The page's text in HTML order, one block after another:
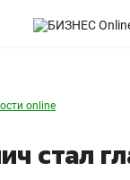
online
стал